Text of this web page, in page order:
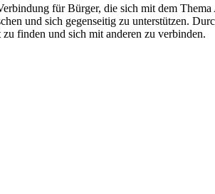
für Bürger, die sich mit dem
und sich gegenseitig zu unterstützen.
finden und sich mit anderen zu verbinden.